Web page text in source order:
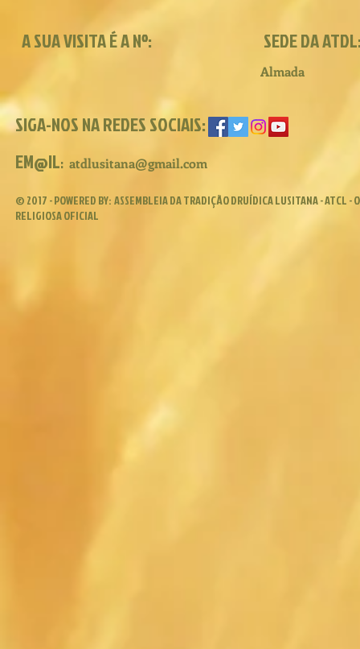
A SUA VISITA É A Nº: SEDE DA
Almada
SIGA-NOS NA REDES SOCIAIS:
EM@IL: atdlusitana@gmail.com
© 2017 - POWERED BY: ASSEMBLEIA DA TRADIÇÃO DRUÍDICA LUSITANA - ATCL -
RELIGIOSA OFICIAL